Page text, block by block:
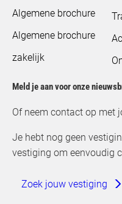
Algemene brochure
Algemene brochure
zakelijk
Meld je aan voor onze
Of neem contact op met
Je hebt nog geen
vestiging om eenvoudig
Zoek jouw vestiging